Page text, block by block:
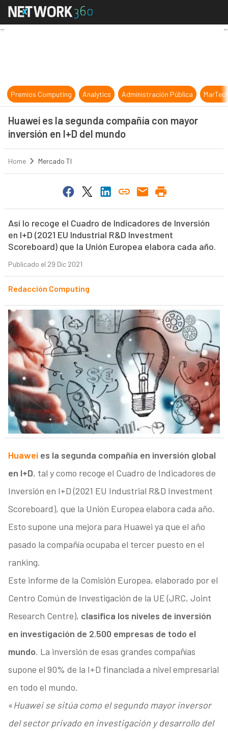
Huawei es la segunda compañía
Premios Computing Analytics Administración Pública
Huawei es la segunda compañía con mayor
inversión en I+D del mundo
Home Mercado TI
Así lo recoge el Cuadro de Indicadores de Inversión
en I+D (2021 EU Industrial R&D Investment
Scoreboard) que la Unión Europea elabora cada año.
Publicado el 29 Dic 2021
Redacción Computing
Huaweies la segunda compañía en inversión global
en I+D, tal y como recoge el Cuadro de Indicadores de
Inversión en I+D (2021 EU Industrial R&D Investment
Scoreboard), que la Unión Europea elabora cada año.
Esto supone una mejora para Huawei ya que el año
pasado la compañía ocupaba el tercer puesto en el
ranking.
Este informe de la Comisión Europea, elaborado por el
Centro Común de Investigación de la UE (JRC, Joint
Research Centre), clasifica los niveles de inversión
en investigación de 2.500 empresas de todo el
mundo. La inversión de esas grandes compañías
supone el 90% de la I+D financiada a nivel empresarial
en todo el mundo.
«Huawei se sitúa como el segundo mayor inversor
del sector privado en investigación y desarrollo del